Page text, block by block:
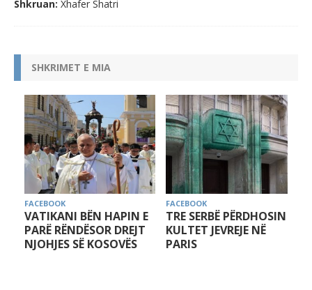
Shkruan: Xhafer Shatri
SHKRIMET E MIA
FACEBOOK
VATIKANI BËN HAPIN E
PARË RËNDËSOR DREJT
NJOHJES SË KOSOVËS
FACEBOOK
TRE SERBË PËRDHOSIN
KULTET JEVREJE NË
PARIS